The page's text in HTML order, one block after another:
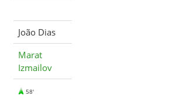
João Dias
Marat
Izmailov
58'